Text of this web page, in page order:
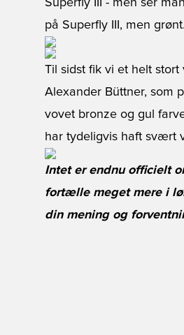
Superfly III - men ser
på Superfly III, men grønt.
Til sidst fik vi et helt
Alexander Büttner, som
vovet bronze og gul
har tydeligvis haft svært
Intet er endnu officielt
fortælle meget mere i
din mening og